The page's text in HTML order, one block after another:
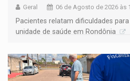
Geral 06 de Agosto de 2026 às
Pacientes relatam dificuldades
unidade de saúde em Rondônia